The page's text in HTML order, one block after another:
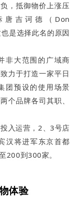
，抵御物价上涨压
唐吉诃德（Don
是选择此名的原因
非大范围的广域商
力于打造一家平日
团预设的使用场景
个品牌各司其职、
入运营，2、3号店
汉将进军东京首都
200到300家。
体验